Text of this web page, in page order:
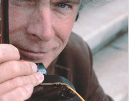
3 4 5 6
Wissen